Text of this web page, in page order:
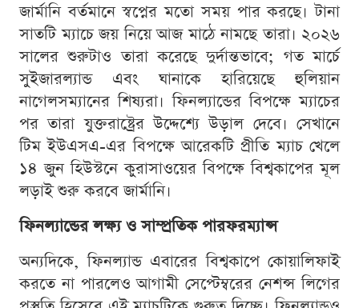
জার্মানি বর্তমানে স্বপ্নের মতো সময় পার করছে। টানা
সাতটি ম্যাচে জয় নিয়ে আজ মাঠে নামছে তারা। ২০২৬
সালের শুরুটাও তারা করেছে দুর্দান্তভাবে; গত মার্চে
সুইজারল্যান্ড এবং ঘানাকে হারিয়েছে হুলিয়ান
নাগেলসম্যানের শিষ্যরা। ফিনল্যান্ডের বিপক্ষে ম্যাচের
পর তারা যুক্তরাষ্ট্রের উদ্দেশ্যে উড়াল দেবে। সেখানে
টিম ইউএসএ-এর বিপক্ষে আরেকটি প্রীতি ম্যাচ খেলে
১৪ জুন হিউস্টনে কুরাসাওয়ের বিপক্ষে বিশ্বকাপের মূল
লড়াই শুরু করবে জার্মানি।
ফিনল্যান্ডের লক্ষ্য ও সাম্প্রতিক পারফরম্যান্স
অন্যদিকে, ফিনল্যান্ড এবারের বিশ্বকাপে কোয়ালিফাই
করতে না পারলেও আগামী সেপ্টেম্বরের নেশন্স লিগের